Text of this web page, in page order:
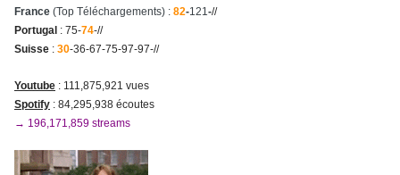
France (Top Téléchargements) : 82-121 -//
Portugal : 75-74-//
Suisse : 30-36-67-75-97-97-//
Youtube : 111,875,921 vues
Spotify : 84,295,938 écoutes
→ 196,171,859 streams